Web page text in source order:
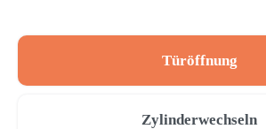
Türöffnung
Zylinderwechseln